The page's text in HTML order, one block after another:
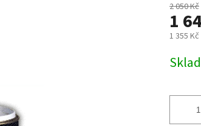
2 050 Kč
1
1 355
cena: